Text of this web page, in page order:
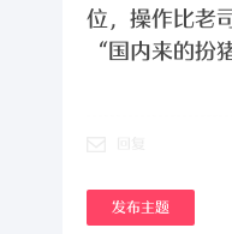
位，操作比老
“国内来的扮
发布主题